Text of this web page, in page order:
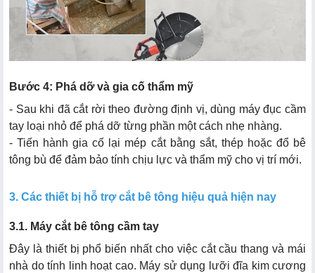
Bước 4: Phá dỡ và gia cố thẩm mỹ
- Sau khi đã cắt rời theo đường định vị, dùng máy đục cầm
tay loại nhỏ để phá dỡ từng phần một cách nhẹ nhàng.
- Tiến hành gia cố lại mép cắt bằng sắt, thép hoặc đổ bê
tông bù để đảm bảo tính chịu lực và thẩm mỹ cho vị trí mới.
3. Các thiết bị hỗ trợ cắt bê tông hiệu quả hiện nay
3.1. Máy cắt bê tông cầm tay
Đây là thiết bị phổ biến nhất cho việc cắt cầu thang và mái
nhà do tính linh hoạt cao. Máy sử dụng lưỡi đĩa kim cương